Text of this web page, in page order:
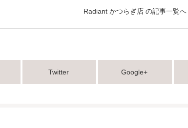
Radiant かつらぎ店 の記事一覧へ
Twitter Google+